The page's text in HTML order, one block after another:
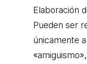
Elaboración
Pueden ser
únicamente